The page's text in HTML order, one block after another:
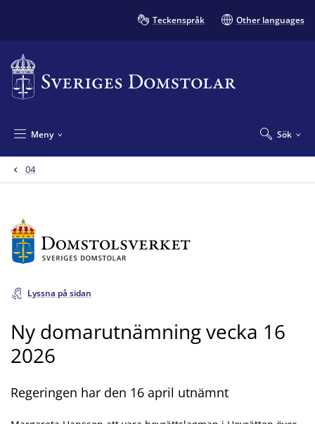
Teckenspråk Other languages
Sök
Meny
04
Lyssna på sidan
Ny domarutnämning vecka 16
2026
Regeringen har den 16 april utnämnt